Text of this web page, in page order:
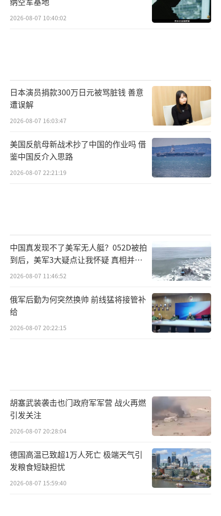
2026-08-07 10:40:02
日本演员捐款300万日元被骂脏钱 善意
遭误解
2026-08-07 16:03:47
美国反航母新战术抄了中国的作业吗 借
鉴中国反介入思路
2026-08-07 22:21:19
中国真发现不了美军无人艇？052D被拍
到后，美军3大疑点让我怀疑 真相并非
如此
2026-08-07 11:46:52
俄军后勤为何突然换帅 前线猛将接管补
给
2026-08-07 20:22:15
胡塞武装袭击也门政府军军营 战火再燃
引发关注
2026-08-07 20:28:04
德国高温已致超1万人死亡 极端天气引
发粮食短缺担忧
2026-08-07 15:59:40